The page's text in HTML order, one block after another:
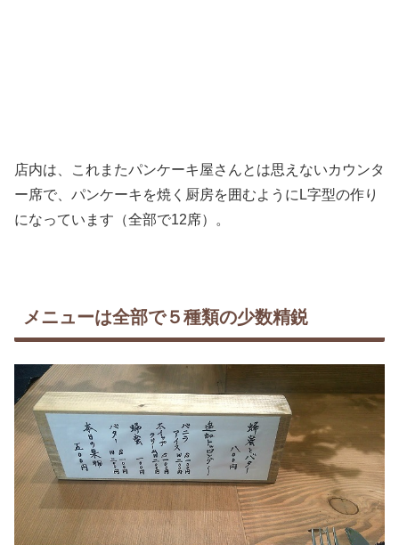
店内は、これまたパンケーキ屋さんとは思えないカウンタ
ー席で、パンケーキを焼く厨房を囲むようにL字型の作り
になっています（全部で12席）。
メニューは全部で５種類の少数精鋭